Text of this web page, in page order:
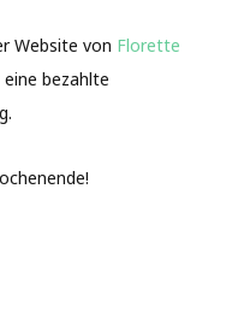
Website von Florette
bezahlte